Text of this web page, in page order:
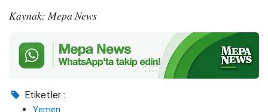
Kaynak: Mepa News
Etiketler :
Yemen